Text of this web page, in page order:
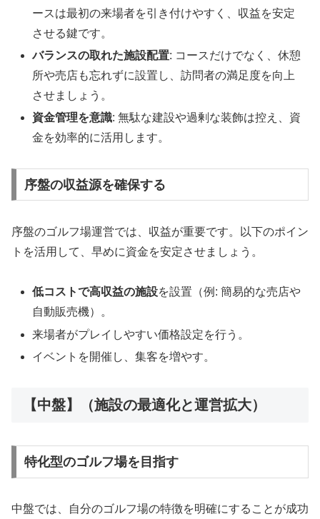
ースは最初の来場者を引き付けやすく、収益を安定
させる鍵です。
バランスの取れた施設配置: コースだけでなく、休憩
所や売店も忘れずに設置し、訪問者の満足度を向上
させましょう。
資金管理を意識: 無駄な建設や過剰な装飾は控え、資
金を効率的に活用します。
序盤の収益源を確保する
序盤のゴルフ場運営では、収益が重要です。以下のポイン
トを活用して、早めに資金を安定させましょう。
低コストで高収益の施設を設置（例: 簡易的な売店や
自動販売機）。
来場者がプレイしやすい価格設定を行う。
イベントを開催し、集客を増やす。
【中盤】（施設の最適化と運営拡大）
特化型のゴルフ場を目指す
中盤では、自分のゴルフ場の特徴を明確にすることが成功